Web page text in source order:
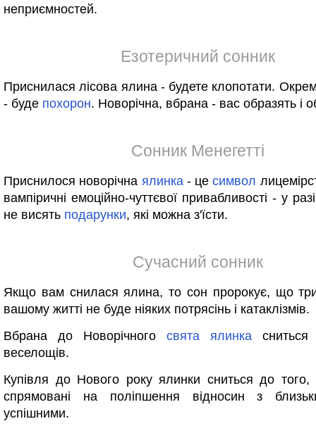
неприємностей.
Езотеричний сонник
Приснилася лісова ялина - будете клопотати.
- буде похорон. Новорічна, вбрана - вас образять і
Сонник Менегетті
Приснилося новорічна ялинка- цесимвол
вампіричні емоційно-чуттєвої привабливості - у
не висять подарунки, які можна з'їсти.
Сучасний сонник
Якщо вам снилася ялина, то сон пророкує, що
вашому житті не буде ніяких потрясінь і катаклізмів.
Вбрана до Новорічного свята ялинка сниться
веселощів.
Купівля до Нового року ялинки сниться до того,
спрямовані на поліпшення відносин з
успішними.